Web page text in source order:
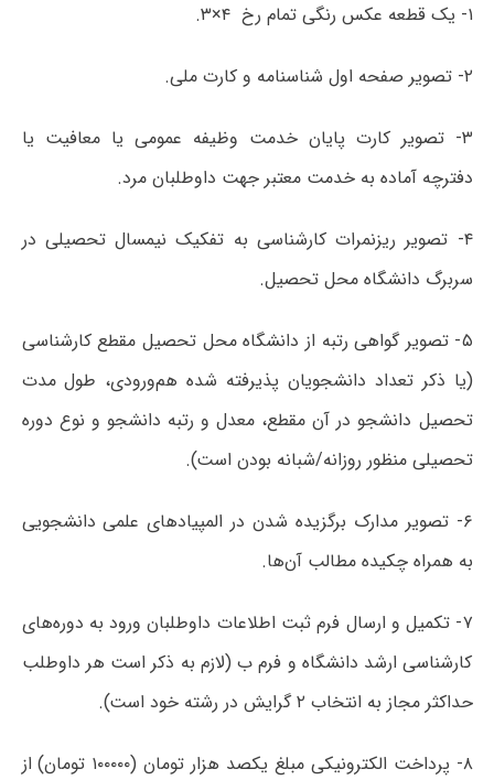
۱- یک قطعه عکس رنگی تمام رخ ۴×۳.
۲- تصویر صفحه اول شناسنامه و کارت ملی.
۳- تصویر کارت پایان خدمت وظیفه عمومی یا معافیت یا
دفترچه آماده به خدمت معتبر جهت داوطلبان مرد.
۴- تصویر ریزنمرات کارشناسی به تفکیک نیمسال تحصیلی در
سربرگ دانشگاه محل تحصیل.
۵- تصویر گواهی رتبه از دانشگاه محل تحصیل مقطع کارشناسی
(یا ذکر تعداد دانشجویان پذیرفته شده هم‌ورودی، طول مدت
تحصیل دانشجو در آن مقطع، معدل و رتبه دانشجو و نوع دوره
تحصیلی منظور روزانه/شبانه بودن است).
۶- تصویر مدارک برگزیده شدن در المپیادهای علمی دانشجویی
به همراه چکیده مطالب آن‌ها.
۷- تکمیل و ارسال فرم ثبت اطلاعات داوطلبان ورود به دوره‌های
کارشناسی ارشد دانشگاه و فرم ب (لازم به ذکر است هر داوطلب
حداکثر مجاز به انتخاب ۲ گرایش در رشته خود است).
۸- پرداخت الکترونیکی مبلغ یکصد هزار تومان (۱۰۰۰۰۰ تومان) از